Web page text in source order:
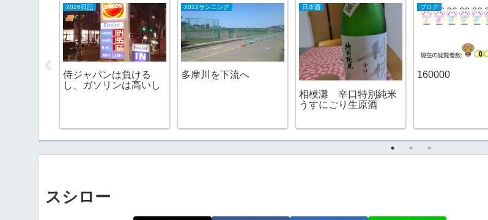
2026日記
侍ジャパンは負ける
し、ガソリンは高いし
2012ランニング
多摩川を下流へ
日本酒
相模灘 辛口特別純米
うすにごり生原酒
ブログ
160000
スシロー